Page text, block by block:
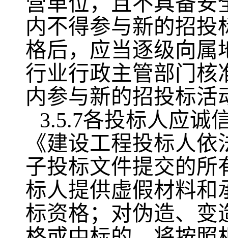
内不得参与新的招
格后，应当逐级向属
行业行政主管部门核
内参与新的招投标活
3.5.7各投标人应诚
《建设工程投标人
子投标文件提交的所
标人提供虚假材料和
标资格；对伪造、变